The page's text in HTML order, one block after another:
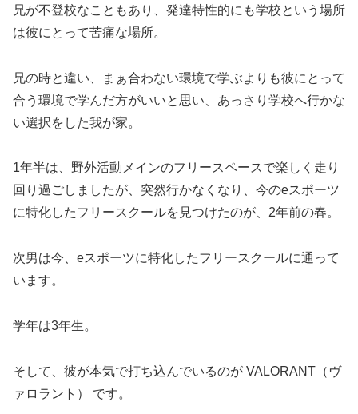
兄が不登校なこともあり、発達特性的にも学校という場所
は彼にとって苦痛な場所。
兄の時と違い、まぁ合わない環境で学ぶよりも彼にとって
合う環境で学んだ方がいいと思い、あっさり学校へ行かな
い選択をした我が家。
1年半は、野外活動メインのフリースペースで楽しく走り
回り過ごしましたが、突然行かなくなり、今のeスポーツ
に特化したフリースクールを見つけたのが、2年前の春。
次男は今、eスポーツに特化したフリースクールに通って
います。
学年は3年生。
そして、彼が本気で打ち込んでいるのが VALORANT（ヴ
ァロラント） です。